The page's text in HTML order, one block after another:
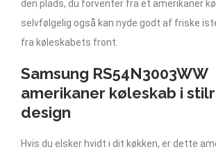
den plads, du forventer fra et amerikaner
selvfølgelig også kan nyde godt af friske
fra køleskabets front.
Samsung RS54N3003WW
amerikaner køleskab i
design
Hvis du elsker hvidt i dit køkken, er dette